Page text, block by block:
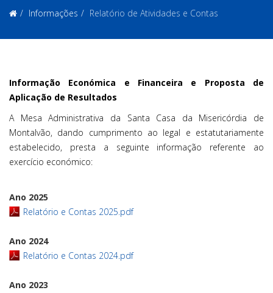
Informações Relatório de Atividades e Contas
Informação Económica e Financeira e Proposta de
Aplicação de Resultados
A Mesa Administrativa da Santa Casa da Misericórdia de
Montalvão, dando cumprimento ao legal e estatutariamente
estabelecido, presta a seguinte informação referente ao
exercício económico:
Ano 2025
Relatório e Contas 2025.pdf
Ano 2024
Relatório e Contas 2024.pdf
Ano 2023